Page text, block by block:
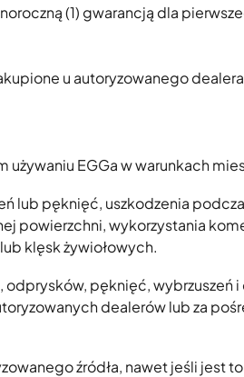
(1) gwarancją dla
u autoryzowanego
używaniu EGGa w warunkach
lub pęknięć, uszkodzenia
powierzchni, wykorzystania
klęsk żywiołowych.
pęknięć,
dealerów lub za
źródła, nawet jeśli jest